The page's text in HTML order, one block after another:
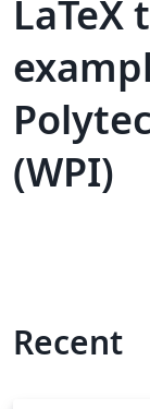
(WPI)
Recent